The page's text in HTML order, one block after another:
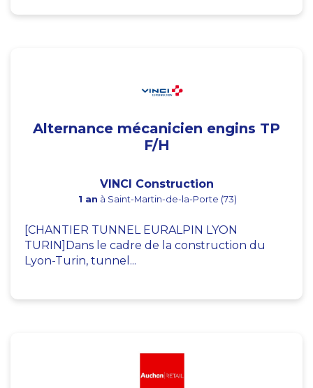
Alternance mécanicien engins TP
F/H
VINCI Construction
1 an à Saint-Martin-de-la-Porte (73)
[CHANTIER TUNNEL EURALPIN LYON
TURIN]Dans le cadre de la construction du
Lyon-Turin, tunnel...